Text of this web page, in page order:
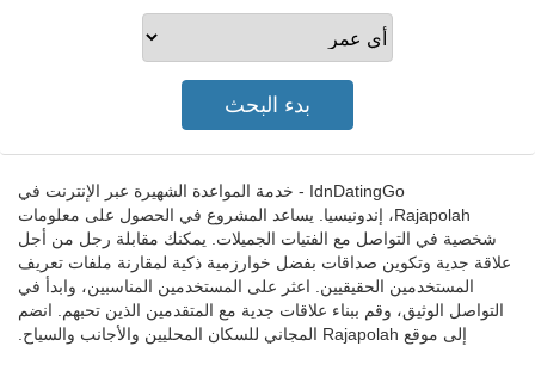
IdnDatingGo - خدمة المواعدة الشهيرة عبر الإنترنت في
Rajapolah، إندونيسيا. يساعد المشروع في الحصول على معلومات
شخصية في التواصل مع الفتيات الجميلات. يمكنك مقابلة رجل من أجل
علاقة جدية وتكوين صداقات بفضل خوارزمية ذكية لمقارنة ملفات تعريف
المستخدمين الحقيقيين. اعثر على المستخدمين المناسبين، وابدأ في
التواصل الوثيق، وقم ببناء علاقات جدية مع المتقدمين الذين تحبهم. انضم
إلى موقع Rajapolah المجاني للسكان المحليين والأجانب والسياح.